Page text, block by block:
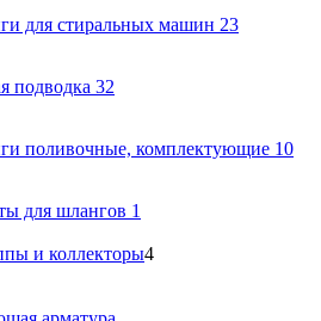
для стиральных машин 23
подводка 32
поливочные, комплектующие 10
для шлангов 1
и коллекторы4